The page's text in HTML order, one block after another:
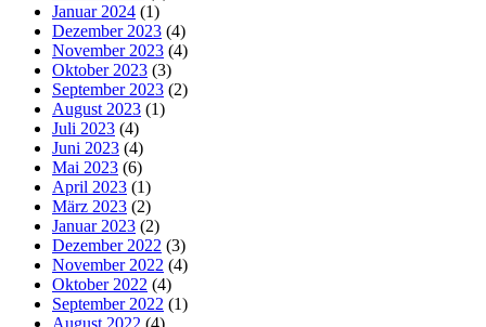
Januar 2024 (1)
Dezember 2023 (4)
November 2023 (4)
Oktober 2023 (3)
September 2023 (2)
August 2023 (1)
Juli 2023 (4)
Juni 2023 (4)
Mai 2023 (6)
April 2023 (1)
März 2023 (2)
Januar 2023 (2)
Dezember 2022 (3)
November 2022 (4)
Oktober 2022 (4)
September 2022 (1)